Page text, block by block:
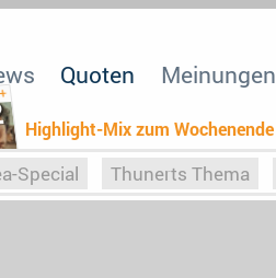
Highlight-Mix zum Wochenende
Quoten Meinungen
Special Thunerts Thema